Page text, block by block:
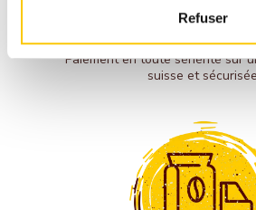
Refuser
PAIEMENT
SÉCURISÉ
Paiement en toute sénérité sur
suisse et sécurisée